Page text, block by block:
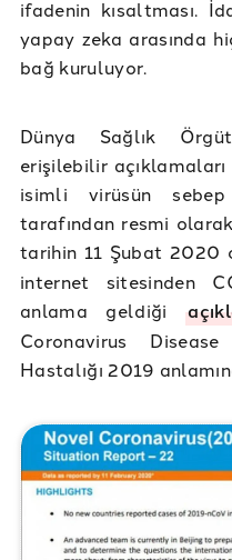
ifadenin kısaltması.
yapay zeka arasında
bağ kuruluyor.
Dünya Sağlık
erişilebilir
isimli virüsün
tarafından resmi
tarihin 11 Şubat 2020
internet sitesinden
anlama geldiği
Coronavirus
Hastalığı 2019